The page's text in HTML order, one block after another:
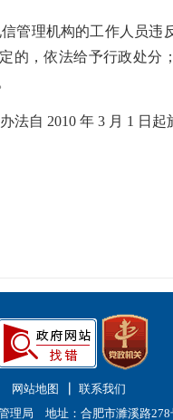
理机构的工作人员违
的，依法给予行政处分
自 2010 年 3 月 1 日起
网站地图
联系我们
理局 地址：合肥市濉溪路278